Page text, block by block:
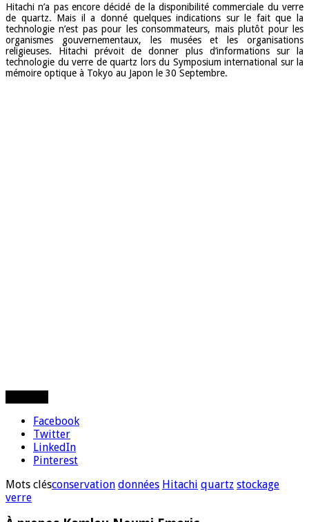
Hitachi n’a pas encore décidé de la disponibilité commerciale du verre
de quartz. Mais il a donné quelques indications sur le fait que la
technologie n’est pas pour les consommateurs, mais plutôt pour les
organismes gouvernementaux, les musées et les organisations
religieuses. Hitachi prévoit de donner plus d’informations sur la
technologie du verre de quartz lors du Symposium international sur la
mémoire optique à Tokyo au Japon le 30 Septembre.
Facebook
Twitter
LinkedIn
Pinterest
Mots clésconservation données Hitachi quartz stockage
verre